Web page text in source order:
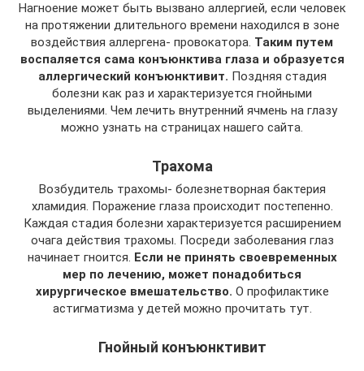
Нагноение может быть вызвано аллергией, если человек
на протяжении длительного времени находился в зоне
воздействия аллергена- провокатора. Таким путем
воспаляется сама конъюнктива глаза и образуется
аллергический конъюнктивит. Поздняя стадия
болезни как раз и характеризуется гнойными
выделениями. Чем лечить внутренний ячмень на глазу
можно узнать на страницах нашего сайта.
Трахома
Возбудитель трахомы- болезнетворная бактерия
хламидия. Поражение глаза происходит постепенно.
Каждая стадия болезни характеризуется расширением
очага действия трахомы. Посреди заболевания глаз
начинает гноится. Если не принять своевременных
мер по лечению, может понадобиться
хирургическое вмешательство. О профилактике
астигматизма у детей можно прочитать тут.
Гнойный конъюнктивит